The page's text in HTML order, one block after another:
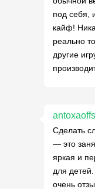
под себя,
кайф!
реально
другие
Сделать
— это
яркая и
для
очень